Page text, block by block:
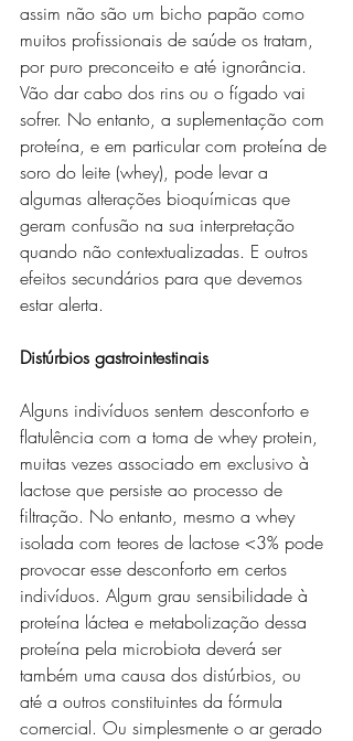
assim não são um bicho papão como
muitos profissionais de saúde os tratam,
por puro preconceito e até ignorância.
Vão dar cabo dos rins ou o fígado vai
sofrer. No entanto, a suplementação com
proteína, e em particular com proteína de
soro do leite (whey), pode levar a
algumas alterações bioquímicas que
geram confusão na sua interpretação
quando não contextualizadas. E outros
efeitos secundários para que devemos
estar alerta.
Distúrbios gastrointestinais
Alguns indivíduos sentem desconforto e
flatulência com a toma de whey protein,
muitas vezes associado em exclusivo à
lactose que persiste ao processo de
filtração. No entanto, mesmo a whey
isolada com teores de lactose <3% pode
provocar esse desconforto em certos
indivíduos. Algum grau sensibilidade à
proteína láctea e metabolização dessa
proteína pela microbiota deverá ser
também uma causa dos distúrbios, ou
até a outros constituintes da fórmula
comercial. Ou simplesmente o ar gerado